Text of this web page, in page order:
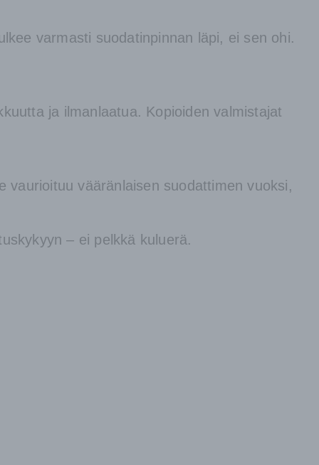
varmasti suodatinpinnan läpi, ei sen ohi.
ja ilmanlaatua. Kopioiden valmistajat
vaurioituu vääränlaisen suodattimen vuoksi,
– ei pelkkä kuluerä.